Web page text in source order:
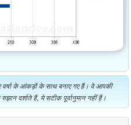
के आंकड़ों के साथ बनाए गए हैं। वे आपकी
दर्शाते हैं, ये सटीक पूर्वानुमान नहीं हैं।